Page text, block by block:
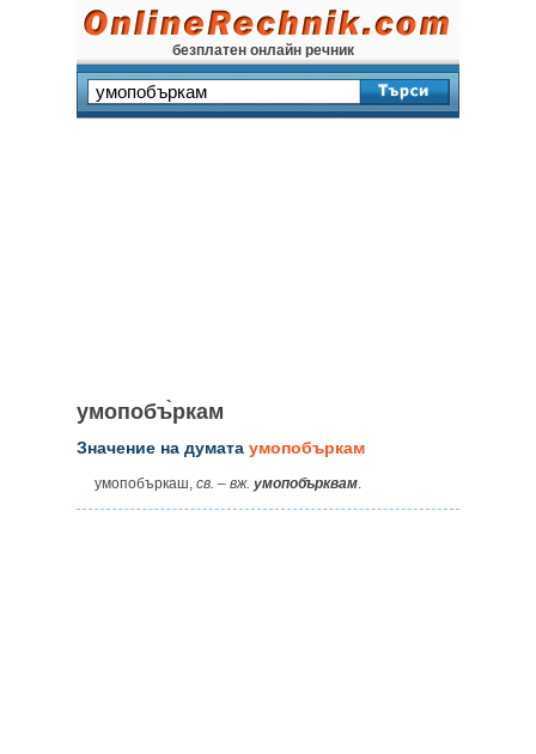
безплатен онлайн речник
умопобъ̀ркам
Значение на думата умопобъркам
умопобъркаш, св. – вж. умопобърквам.